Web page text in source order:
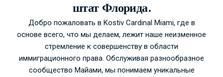
штат Флорида.
Добро пожаловать в Kostiv Cardinal Miami, где в
основе всего, что мы делаем, лежит наше неизменное
стремление к совершенству в области
иммиграционного права. Обслуживая разнообразное
сообщество Майами, мы понимаем уникальные